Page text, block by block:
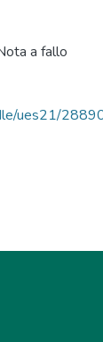
a fallo
ues21/